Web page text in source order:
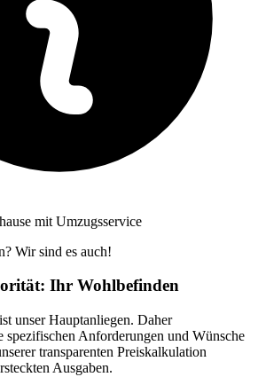
mit Umzugsservice
Wir sind es auch!
Ihr Wohlbefinden
ist unser Hauptanliegen. Daher
Anforderungen und Wünsche
transparenten Preiskalkulation
Ausgaben.